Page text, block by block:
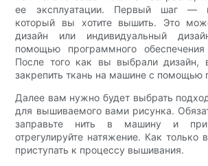
ее эксплуатации. Первый шаг —
который вы хотите вышить. Это
дизайн или индивидуальный
помощью программного
После того как вы выбрали дизайн,
закрепить ткань на машине с помощью
Далее вам нужно будет выбрать
для вышиваемого вами рисунка.
заправьте нить в машину и при
отрегулируйте натяжение. Как только
приступать к процессу вышивания.